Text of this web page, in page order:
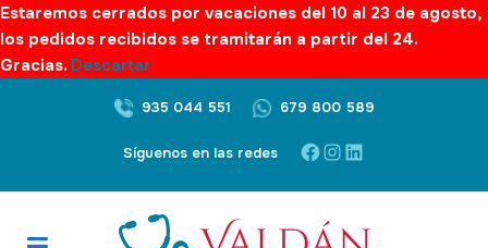
Estaremos cerrados por vacaciones del 10 al 23 de agosto,
los pedidos recibidos se tramitarán a partir del 24.
Gracias. Descartar
935 044 551 679 800 589
Síguenos en las redes Facebook
Instagram
LinkedIn